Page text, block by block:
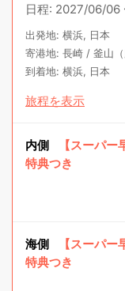
日程: 2027/06/06
出発地: 横浜, 日本
寄港地: 長崎 / 釜山（
到着地: 横浜, 日本
旅程を表示
内側
【スーパ
特典つき
海側
【スーパ
特典つき